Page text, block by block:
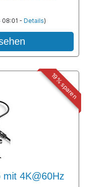
08:01 - Details)
19% sparen
4K@60Hz